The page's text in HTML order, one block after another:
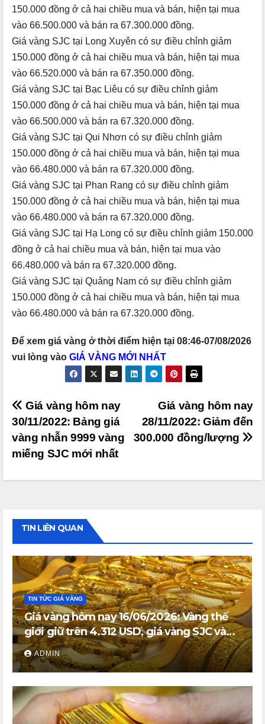
150.000 đồng ở cả hai chiều mua và bán, hiện tại mua
vào 66.500.000 và bán ra 67.300.000 đồng.
Giá vàng SJC tại Long Xuyên có sự điều chỉnh giảm
150.000 đồng ở cả hai chiều mua và bán, hiện tại mua
vào 66.520.000 và bán ra 67.350.000 đồng.
Giá vàng SJC tại Bạc Liêu có sự điều chỉnh giảm
150.000 đồng ở cả hai chiều mua và bán, hiện tại mua
vào 66.500.000 và bán ra 67.320.000 đồng.
Giá vàng SJC tại Qui Nhơn có sự điều chỉnh giảm
150.000 đồng ở cả hai chiều mua và bán, hiện tại mua
vào 66.480.000 và bán ra 67.320.000 đồng.
Giá vàng SJC tại Phan Rang có sự điều chỉnh giảm
150.000 đồng ở cả hai chiều mua và bán, hiện tại mua
vào 66.480.000 và bán ra 67.320.000 đồng.
Giá vàng SJC tại Hạ Long có sự điều chỉnh giảm 150.000
đồng ở cả hai chiều mua và bán, hiện tại mua vào
66.480.000 và bán ra 67.320.000 đồng.
Giá vàng SJC tại Quảng Nam có sự điều chỉnh giảm
150.000 đồng ở cả hai chiều mua và bán, hiện tại mua
vào 66.480.000 và bán ra 67.320.000 đồng.
Để xem giá vàng ở thời điểm hiện tại 08:46-07/08/2026
vui lòng vào GIÁ VÀNG MỚI NHẤT
Điều
hướng
bài
viết
Giá vàng hôm nay
28/11/2022: Giảm đến
300.000 đồng/lượng
Giá vàng hôm nay
30/11/2022: Bảng giá
vàng nhẫn 9999 vàng
miếng SJC mới nhất
TIN LIÊN QUAN
TIN TỨC GIÁ VÀNG
Giá vàng hôm nay 16/06/2026: Vàng thế
giới giữ trên 4.312 USD, giá vàng SJC và
vàng nhẫn trong nước đi ngang
ADMIN